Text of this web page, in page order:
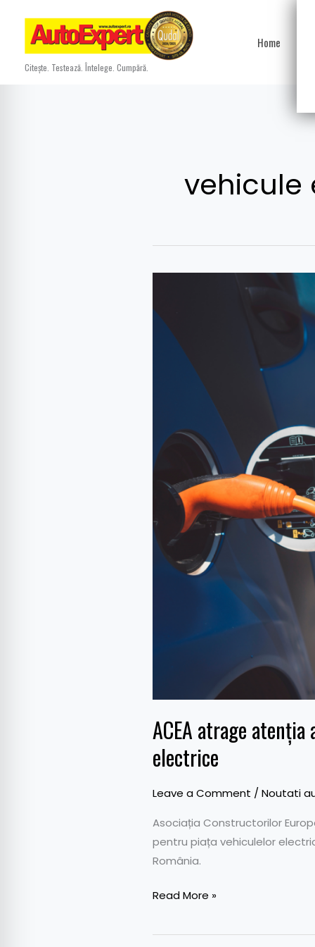
content
Citește. Testează. Întelege. Cumpără.
Home
vehicule
ACEA atrage
electrice
Leave a Comment / Noutati
Asociația Constructorilor
pentru piața vehiculelor
România.
atenția
asupra
înrăutățirii
perspectivelor
vehiculelor
electrice
Read More »